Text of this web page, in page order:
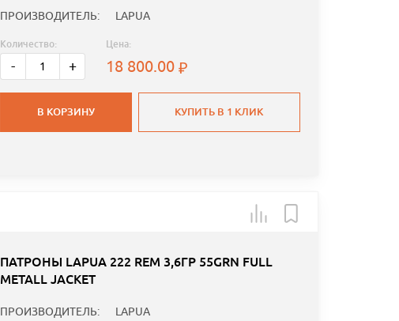
ПРОИЗВОДИТЕЛЬ: LAPUA
Количество:
- +
Цена:
18 800.00
В КОРЗИНУ КУПИТЬ В 1 КЛИК
ПАТРОНЫ LAPUA 222 REM 3,6ГР 55GRN FULL
METALL JACKET
ПРОИЗВОДИТЕЛЬ: LAPUA